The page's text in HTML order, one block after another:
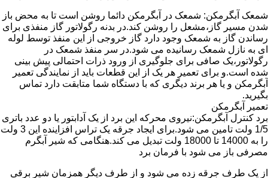
شمعک آبگرمکن: شمعک در آبگرمکن دائما روشن است تا به محض باز
شدن مسیر گاز،مشعل را روشن کند.در بدنه رگولاتور گاز منفذی برای
رساندن گاز به شمعک وجود دارد گاز خروجی از این منفذ توسط لوله
ای به نازل شمعک رسانیده می شود.در سر منفذ شمعک در
رگولاتور،یک صافی برای جلوگیری از ورود ذرات احتمالی پیش بینی
شده است.و برای تعمیر هر یک از این قطعات باید از نمایندگی تعمیر
آبگرمکن و یا هر برند دیگری که با دستگاه شما متابقت دارد تماس
بگیرید.
تعمیر آبگرمکن
برد کنترل آبگرمکن:نیروی محرکه این برد از یک آدابتور یا دو عدد باتری
1/5 ولت تامین می شود.برای ایجاد جرقه یک تراس افزاینده این 3 ولت
را به 14000 تا 18000 ولت تبدیل می کند.هنگامی که شیر آبگرم
مصرفی باز می شود با فرمان برد
از یک طرف جرقه زده می شود و از طرف دیگر همزمان شیر برقی